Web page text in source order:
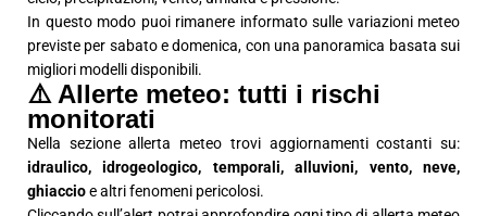
In questo modo puoi rimanere informato sulle variazioni meteo
previste per sabato e domenica, con una panoramica basata sui
migliori modelli disponibili.
⚠️ Allerte meteo: tutti i rischi
monitorati
Nella sezione allerta meteo trovi aggiornamenti costanti su:
idraulico, idrogeologico, temporali, alluvioni, vento, neve,
ghiaccioe altri fenomeni pericolosi.